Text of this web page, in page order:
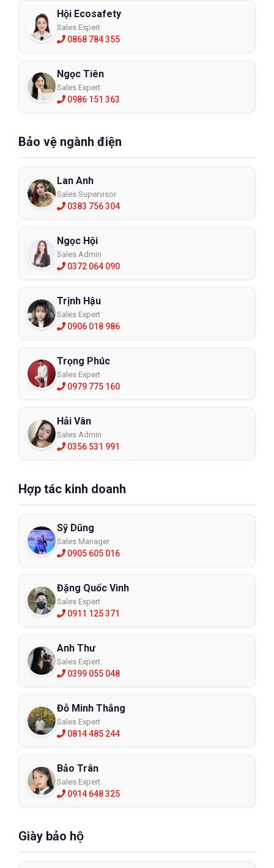
Hội Ecosafety
Sales Expert
0868 784 355
Ngọc Tiên
Sales Expert
0986 151 363
Bảo vệ ngành điện
Lan Anh
Sales Supervisor
0383 756 304
Ngọc Hội
Sales Admin
0372 064 090
Trịnh Hậu
Sales Expert
0906 018 986
Trọng Phúc
Sales Expert
0979 775 160
Hải Vân
Sales Admin
0356 531 991
Hợp tác kinh doanh
Sỹ Dũng
Sales Manager
0905 605 016
Đặng Quốc Vinh
Sales Expert
0911 125 371
Anh Thư
Sales Expert
0399 055 048
Đỗ Minh Thắng
Sales Expert
0814 485 244
Bảo Trân
Sales Expert
0914 648 325
Giày bảo hộ